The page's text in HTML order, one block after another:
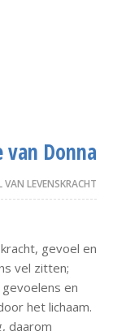
Donna
LEVENSKRACHT
gevoel en
vel zitten;
en
het lichaam.
daarom